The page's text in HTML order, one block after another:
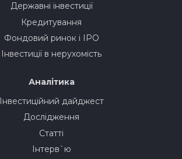
Державні інвестиції
Кредитування
Фондовий ринок і IPO
Інвестиції в нерухомість
Аналітика
Інвестиційний дайджест
Дослідження
Статті
Інтерв`ю